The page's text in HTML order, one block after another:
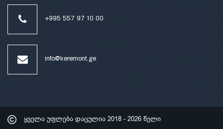
+995 557 97 10 00
info@keremont.ge
ყველა უფლება დაცულია 2018 - 2026 წელი